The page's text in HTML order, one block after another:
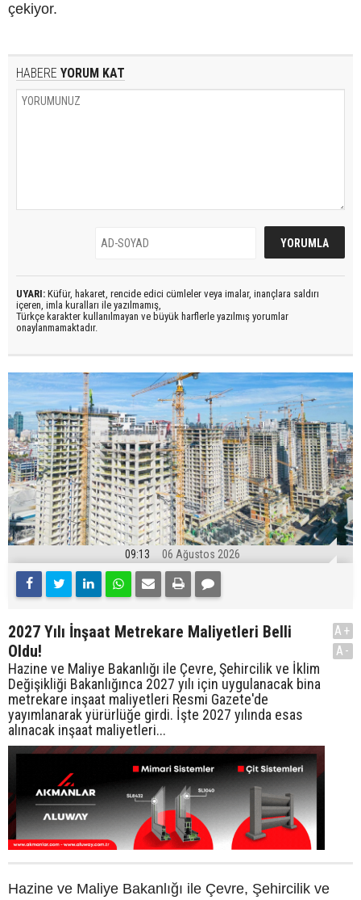
çekiyor.
HABERE YORUM KAT
UYARI: Küfür, hakaret, rencide edici cümleler veya imalar, inançlara saldırı
içeren, imla kuralları ile yazılmamış,
Türkçe karakter kullanılmayan ve büyük harflerle yazılmış yorumlar
onaylanmamaktadır.
09:13 06 Ağustos 2026
2027 Yılı İnşaat Metrekare Maliyetleri Belli
Oldu!
Hazine ve Maliye Bakanlığı ile Çevre, Şehircilik ve İklim
Değişikliği Bakanlığınca 2027 yılı için uygulanacak bina
metrekare inşaat maliyetleri Resmi Gazete'de
yayımlanarak yürürlüğe girdi. İşte 2027 yılında esas
alınacak inşaat maliyetleri...
A+
A-
Hazine ve Maliye Bakanlığı ile Çevre, Şehircilik ve